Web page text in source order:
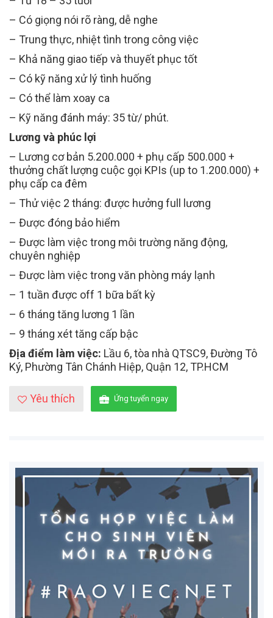
– Có giọng nói rõ ràng, dễ nghe
– Trung thực, nhiệt tình trong công việc
– Khả năng giao tiếp và thuyết phục tốt
– Có kỹ năng xử lý tình huống
– Có thể làm xoay ca
– Kỹ năng đánh máy: 35 từ/ phút.
Lương và phúc lợi
– Lương cơ bản 5.200.000 + phụ cấp 500.000 +
thưởng chất lượng cuộc gọi KPIs (up to 1.200.000) +
phụ cấp ca đêm
– Thử việc 2 tháng: được hưởng full lương
– Được đóng bảo hiểm
– Được làm việc trong môi trường năng động,
chuyên nghiệp
– Được làm việc trong văn phòng máy lạnh
– 1 tuần được off 1 bữa bất kỳ
– 6 tháng tăng lương 1 lần
– 9 tháng xét tăng cấp bậc
Địa điểm làm việc: Lầu 6, tòa nhà QTSC9, Đường Tô
Ký, Phường Tân Chánh Hiệp, Quận 12, TP.HCM
Yêu thích Ứng tuyển ngay